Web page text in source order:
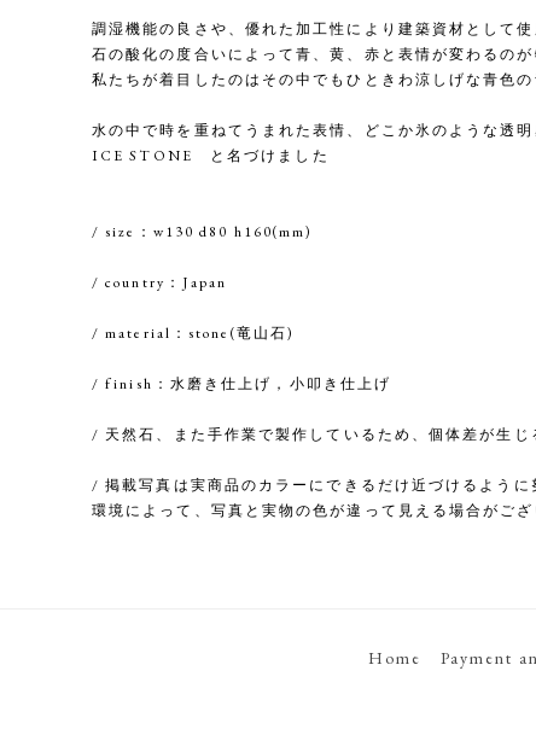
調湿機能の良さや、優れた加工性により建築資材として
石の酸化の度合いによって青、黄、赤と表情が変わるの
私たちが着目したのはその中でもひときわ涼しげな青色
水の中で時を重ねてうまれた表情、どこか氷のような透明
ICE STONE と名づけました
/ size：w130 d80 h160(mm)
/ country：Japan
/ material：stone(竜山石)
/ finish：水磨き仕上げ，小叩き仕上げ
/ 天然石、また手作業で製作しているため、個体差が生じ
/ 掲載写真は実商品のカラーにできるだけ近づけるよう
環境によって、写真と実物の色が違って見える場合がご
Home Payment